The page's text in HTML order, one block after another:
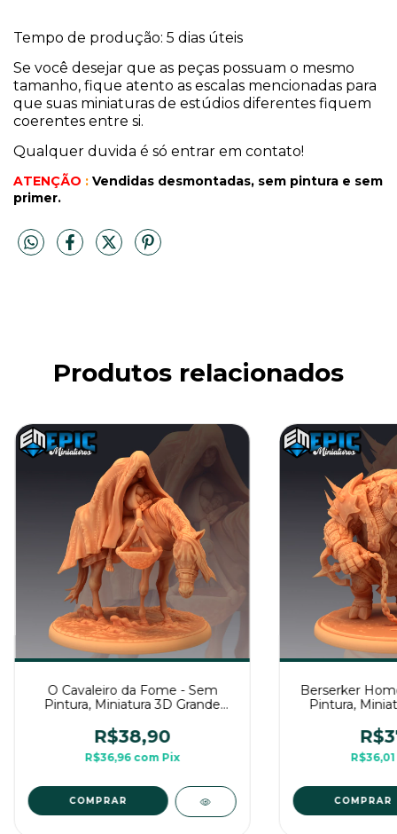
Tempo de produção: 5 dias úteis
Se você desejar que as peças possuam o mesmo
tamanho, fique atento as escalas mencionadas para
que suas miniaturas de estúdios diferentes fiquem
coerentes entre si.
Qualquer duvida é só entrar em contato!
ATENÇÃO : Vendidas desmontadas, sem pintura e sem
primer.
Produtos relacionados
O Cavaleiro da Fome - Sem
Pintura, Miniatura 3D Grande
R$38,90
R$36,96 com Pix
Berserker
Pintura,
R$36,01
COMPRAR